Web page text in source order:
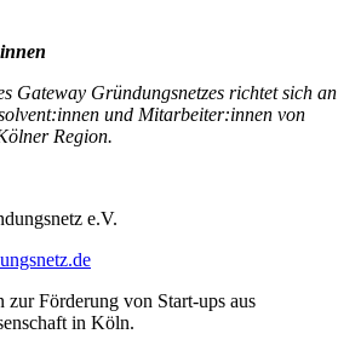
Gateway Gründungsnetzes richtet sich an
und Mitarbeiter:innen von
Region.
e.V.
zur Förderung von Start-ups aus
in Köln.